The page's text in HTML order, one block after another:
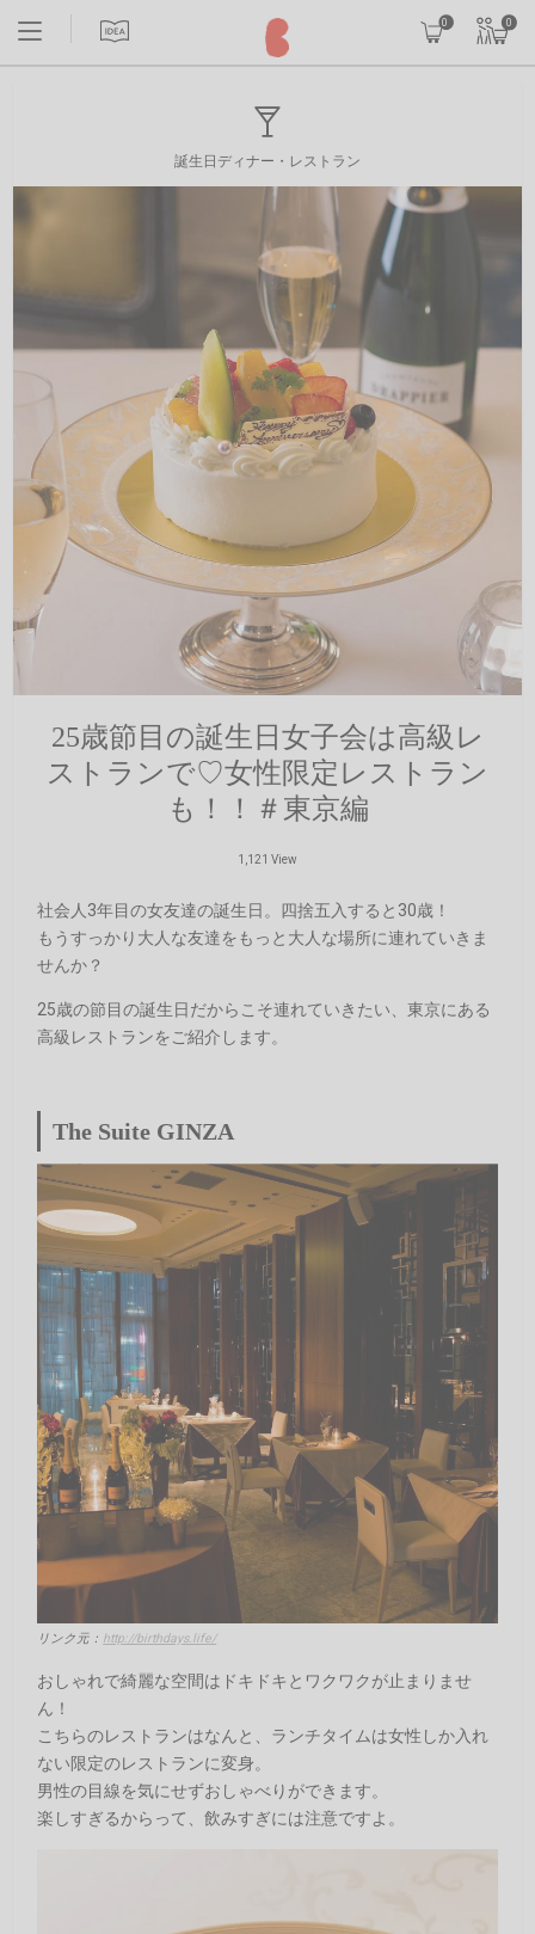
0 0
誕生日ディナー・レストラン
25歳節目の誕生日女子会は高級レ
ストランで♡女性限定レストラン
も！！＃東京編
1,121 View
社会人3年目の女友達の誕生日。四捨五入すると30歳！
もうすっかり大人な友達をもっと大人な場所に連れていきま
せんか？
25歳の節目の誕生日だからこそ連れていきたい、東京にある
高級レストランをご紹介します。
The Suite GINZA
リンク元： http://birthdays.life/
おしゃれで綺麗な空間はドキドキとワクワクが止まりませ
ん！
こちらのレストランはなんと、ランチタイムは女性しか入れ
ない限定のレストランに変身。
男性の目線を気にせずおしゃべりができます。
楽しすぎるからって、飲みすぎには注意ですよ。